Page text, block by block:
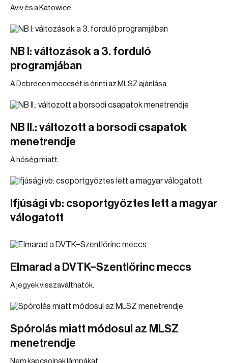
Aviv és a Katowice.
NB I: változások a 3. forduló
programjában
A Debrecen meccsét is érinti az MLSZ ajánlása.
NB II.: változott a borsodi csapatok
menetrendje
A hőség miatt.
Ifjúsági vb: csoportgyőztes lett a magyar
válogatott
Elmarad a DVTK–Szentlőrinc meccs
A jegyek visszaválthatók.
Spórolás miatt módosul az MLSZ
menetrendje
Nem kapcsolnak lámpákat.